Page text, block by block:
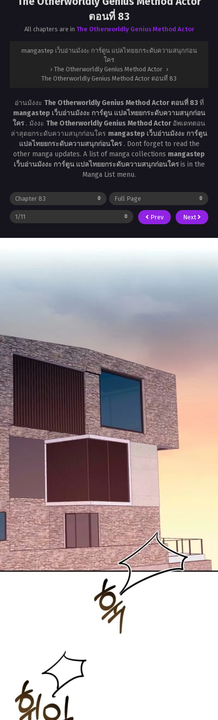
ตอนที่ 83
All chapters are in The Otherworldly Genius Method Actor
mangastep เว็บอ่านมังงะ การ์ตูน แปลไทยยกระดับความสนุกก่อน
ใคร
› The Otherworldly Genius Method Actor ›
The Otherworldly Genius Method Actor ตอนที่ 83
อ่านมังงะ The Otherworldly Genius Method Actor ตอนที่ 83ที่
mangastep เว็บอ่านมังงะ การ์ตูน แปลไทยยกระดับความสนุกก่อน
ใคร . มังงะ The Otherworldly Genius Method Actor อัพเดทตอน
ล่าสุดยกระดับความสนุกก่อนใคร mangastep เว็บอ่านมังงะ การ์ตูน
แปลไทยยกระดับความสนุกก่อนใคร . Dont forget to read the
other manga updates. A list of manga collections mangastep
เว็บอ่านมังงะ การ์ตูน แปลไทยยกระดับความสนุกก่อนใครis in the
Manga List menu.
Prev Next